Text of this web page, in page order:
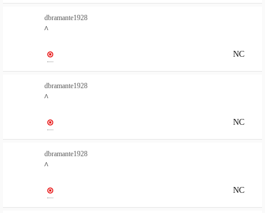
dbramante1928
^
NC
dbramante1928
^
NC
dbramante1928
^
NC